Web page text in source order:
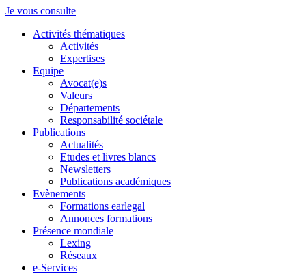
Je vous consulte
Activités thématiques
Activités
Expertises
Equipe
Avocat(e)s
Valeurs
Départements
Responsabilité sociétale
Publications
Actualités
Etudes et livres blancs
Newsletters
Publications académiques
Evènements
Formations earlegal
Annonces formations
Présence mondiale
Lexing
Réseaux
e-Services